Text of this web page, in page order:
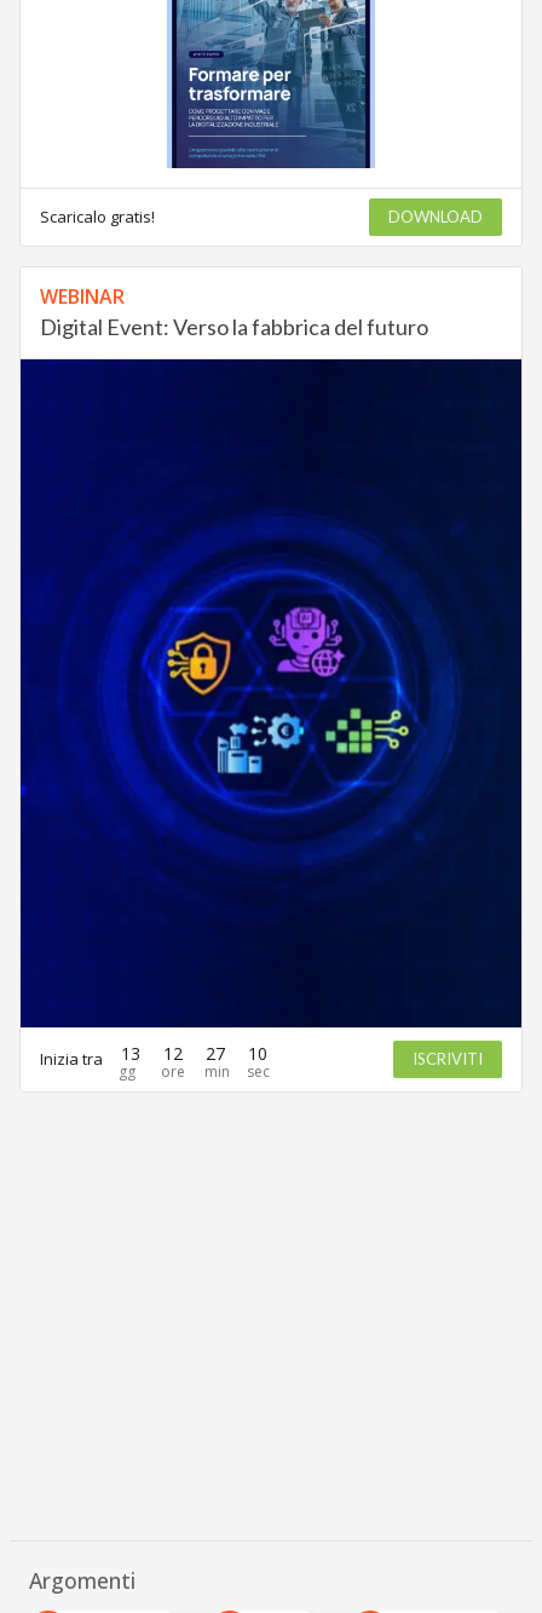
Scaricalo gratis! DOWNLOAD
WEBINAR
Digital Event: Verso la fabbrica del futuro
Inizia tra 13 12 27 10 ISCRIVITI
Argomenti